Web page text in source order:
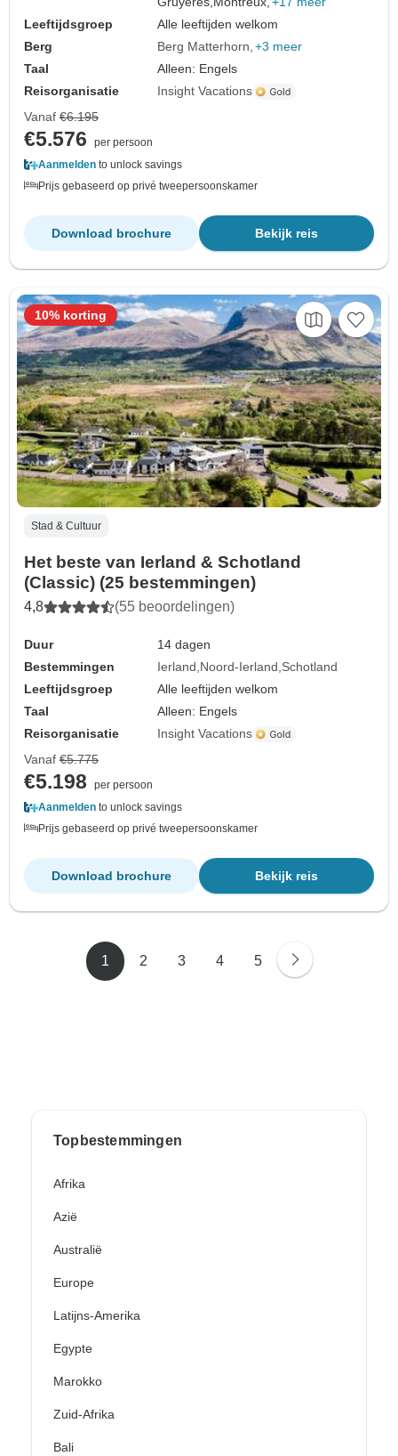
Leeftijdsgroep
Alle leeftijden welkom
Berg
Berg Matterhorn +3 meer
Taal
Alleen: Engels
Reisorganisatie
Insight Vacations
Vanaf €6.195
€5.576
per persoon
Aanmelden to unlock savings
Prijs gebaseerd op privé tweepersoonskamer
Bekijk reis
Download brochure
Stad & Cultuur
Het beste van Ierland & Schotland
(Classic) (25 bestemmingen)
4,8 (55 beoordelingen)
Duur
14 dagen
Bestemmingen
Ierland Noord-Ierland Schotland
Leeftijdsgroep
Alle leeftijden welkom
Taal
Alleen: Engels
Reisorganisatie
Insight Vacations
10% korting
Vanaf €5.775
€5.198
per persoon
Aanmelden to unlock savings
Prijs gebaseerd op privé tweepersoonskamer
Bekijk reis
Download brochure
1 2 3 4 5
Topbestemmingen
Afrika
Azië
Australië
Europe
Latijns-Amerika
Egypte
Marokko
Zuid-Afrika
Bali